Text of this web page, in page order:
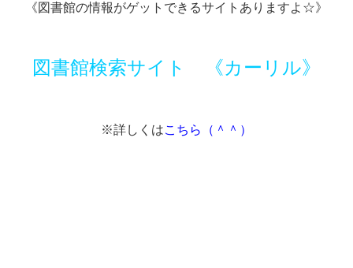
《図書館の情報がゲットできるサイトありますよ☆》
図書館検索サイト 《カーリル》
※詳しくはこちら（＾＾）